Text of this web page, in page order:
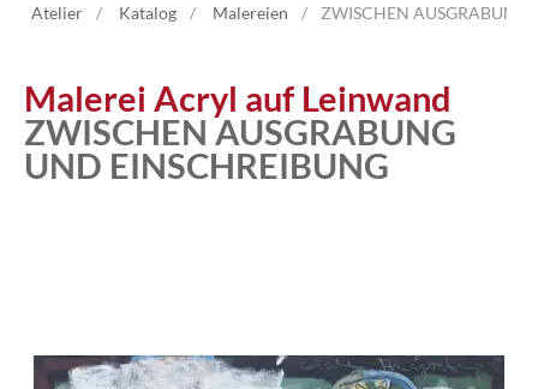
Atelier Katalog Malereien ZWISCHEN
Malerei Acryl auf Leinwand
ZWISCHEN AUSGRABUNG
UND EINSCHREIBUNG